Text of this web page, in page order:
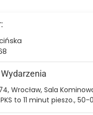
Wrocław, Sala
to 11 minut pieszo., 50-